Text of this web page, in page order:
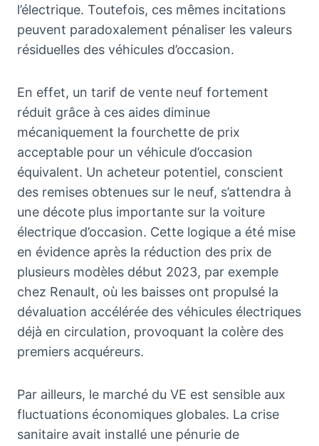
l’électrique. Toutefois, ces mêmes incitations
peuvent paradoxalement pénaliser les valeurs
résiduelles des véhicules d’occasion.
En effet, un tarif de vente neuf fortement
réduit grâce à ces aides diminue
mécaniquement la fourchette de prix
acceptable pour un véhicule d’occasion
équivalent. Un acheteur potentiel, conscient
des remises obtenues sur le neuf, s’attendra à
une décote plus importante sur la voiture
électrique d’occasion. Cette logique a été mise
en évidence après la réduction des prix de
plusieurs modèles début 2023, par exemple
chez Renault, où les baisses ont propulsé la
dévaluation accélérée des véhicules électriques
déjà en circulation, provoquant la colère des
premiers acquéreurs.
Par ailleurs, le marché du VE est sensible aux
fluctuations économiques globales. La crise
sanitaire avait installé une pénurie de